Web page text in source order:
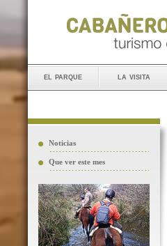
el parque la visita
Noticias
Que ver este mes